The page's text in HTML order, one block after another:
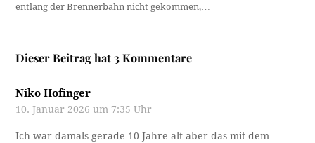
entlang der Brennerbahn nicht gekommen,…
Dieser Beitrag hat 3 Kommentare
Niko Hofinger
10. Januar 2026 um 7:35 Uhr
Ich war damals gerade 10 Jahre alt aber das mit dem